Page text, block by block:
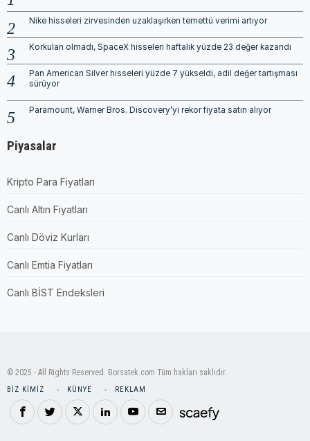
Nike hisseleri zirvesinden uzaklaşırken temettü verimi artıyor
Korkulan olmadı, SpaceX hisseleri haftalık yüzde 23 değer kazandı
Pan American Silver hisseleri yüzde 7 yükseldi, adil değer tartışması
sürüyor
Paramount, Warner Bros. Discovery’yi rekor fiyata satın alıyor
Piyasalar
Kripto Para Fiyatları
Canlı Altın Fiyatları
Canlı Döviz Kurları
Canlı Emtia Fiyatları
Canlı BİST Endeksleri
© 2025 - All Rights Reserved. Borsatek.com Tüm hakları saklıdır.
BIZ KIMIZ KÜNYE REKLAM